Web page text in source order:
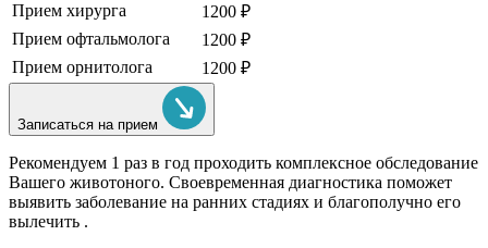
Прием хирурга
1200 ₽
Прием офтальмолога
1200 ₽
Прием орнитолога
1200 ₽
Записаться на прием
Рекомендуем 1 раз в год проходить комплексное обследование
Вашего животоного. Своевременная диагностика поможет
выявить заболевание на ранних стадиях и благополучно его
вылечить .